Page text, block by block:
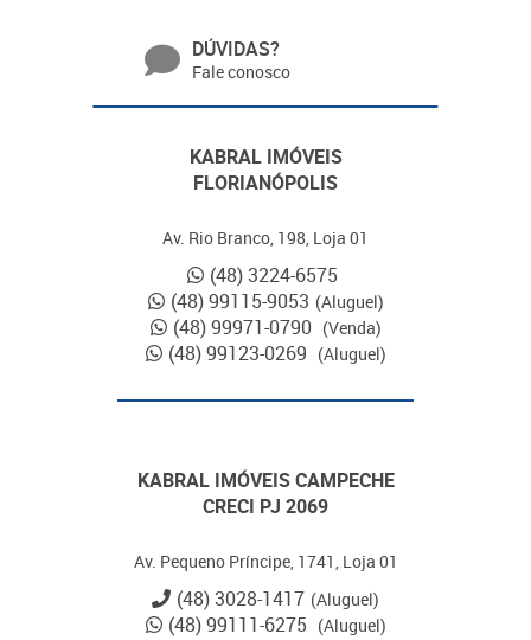
DÚVIDAS?
Fale conosco
KABRAL IMÓVEIS
FLORIANÓPOLIS
Av. Rio Branco, 198, Loja 01
(48) 3224-6575
(48) 99115-9053 (Aluguel)
(48) 99971-0790 (Venda)
(48) 99123-0269 (Aluguel)
KABRAL IMÓVEIS CAMPECHE
CRECI PJ 2069
Av. Pequeno Príncipe, 1741, Loja 01
(48) 3028-1417 (Aluguel)
(48) 99111-6275 (Aluguel)